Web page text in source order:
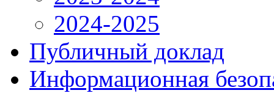
2024-2025
Публичный доклад
Информационная